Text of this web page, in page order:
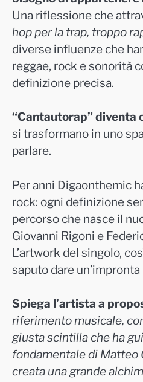
Una riflessione che
hop per la trap, troppo
diverse influenze che
reggae, rock e sonorità
definizione precisa.
“Cantautorap” diventa
si trasformano in uno
parlare.
Per anni Digaonthemic
rock: ogni definizione
percorso che nasce il
Giovanni Rigoni e
L’artwork del singolo,
saputo dare
Spiega l’artista a
riferimento musicale,
giusta scintilla che ha
fondamentale di Matteo
creata una grande